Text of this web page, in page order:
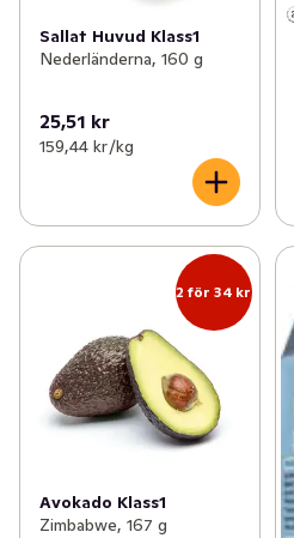
Sallat Huvud Klass1
Nederländerna, 160 g
25,51 kr
159,44 kr /kg
2 för 34 kr
Avokado Klass1
Zimbabwe, 167 g